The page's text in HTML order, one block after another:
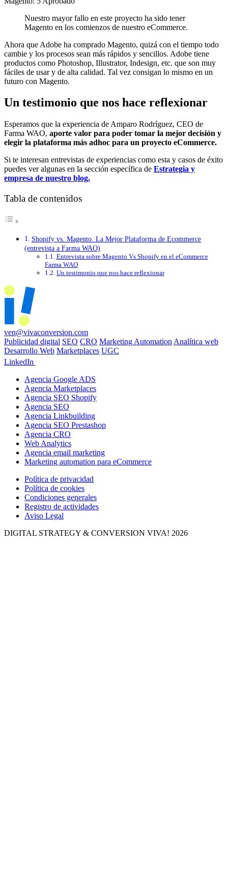
Nuestro mayor fallo en este proyecto ha sido tener
Magento en los comienzos de nuestro eCommerce.
Ahora que Adobe ha comprado Magento, quizá con el tiempo todo
cambie y los procesos sean más rápidos y sencillos. Adobe tiene
productos como Photoshop, Illustrator, Indesign, etc. que son muy
fáciles de usar y de alta calidad. Tal vez consigan lo mismo en un
futuro con Magento.
Un testimonio que nos hace reflexionar
Esperamos que la experiencia de Amparo Rodríguez, CEO de
Farma WAO, aporte valor para poder tomar la mejor decisión y
elegir la plataforma más adhoc para un proyecto eCommerce.
Si te interesan entrevistas de experiencias como esta y casos de éxito
puedes ver algunas en la sección específica de Estrategia y
empresa de nuestro blog.
Tabla de contenidos
Shopify vs. Magento. La Mejor Plataforma de Ecommerce
(entrevista a Farma WAO)
Entrevista sobre Magento Vs Shopify en el eCommerce
Farma WAO
Un testimonio que nos hace reflexionar
ven@vivaconversion.com
Publicidad digital SEO CRO Marketing Automation Analítica web
Desarrollo Web Marketplaces UGC
LinkedIn
Agencia Google ADS
Agencia Marketplaces
Agencia SEO Shopify
Agencia SEO
Agencia Linkbuilding
Agencia SEO Prestashop
Agencia CRO
Web Analytics
Agencia email marketing
Marketing automation para eCommerce
Política de privacidad
Política de cookies
Condiciones generales
Registro de actividades
Aviso Legal
DIGITAL STRATEGY & CONVERSION VIVA! 2026